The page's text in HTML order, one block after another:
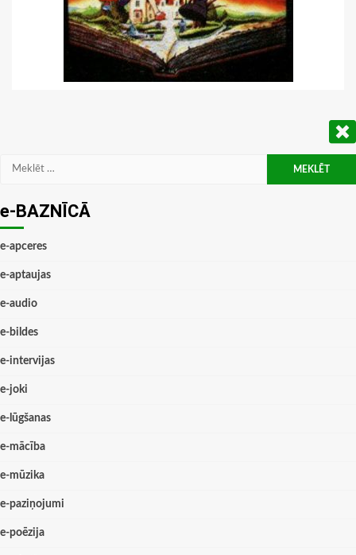
Meklēt:
e-BAZNĪCĀ
e-apceres
e-aptaujas
e-audio
e-bildes
e-intervijas
e-joki
e-lūgšanas
e-mācība
e-mūzika
e-paziņojumi
e-poēzija